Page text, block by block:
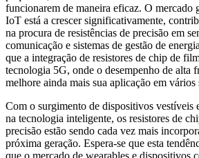
funcionarem de maneira eficaz. O mercado
IoT está a crescer significativamente,
na procura de resistências de precisão em
comunicação e sistemas de gestão de
que a integração de resistores de chip de
tecnologia 5G, onde o desempenho de alta
melhore ainda mais sua aplicação em vários
Com o surgimento de dispositivos vestíveis
na tecnologia inteligente, os resistores de
precisão estão sendo cada vez mais
próxima geração. Espera-se que esta